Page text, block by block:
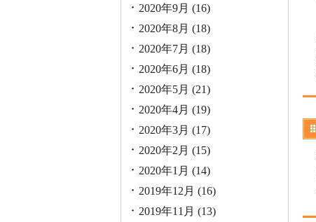
2020年9月 (16)
2020年8月 (18)
2020年7月 (18)
2020年6月 (18)
2020年5月 (21)
2020年4月 (19)
2020年3月 (17)
2020年2月 (15)
2020年1月 (14)
2019年12月 (16)
2019年11月 (13)